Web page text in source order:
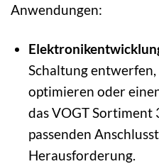
Anwendungen:
Schaltung
optimieren oder
das VOGT
passenden
Herausforderung.